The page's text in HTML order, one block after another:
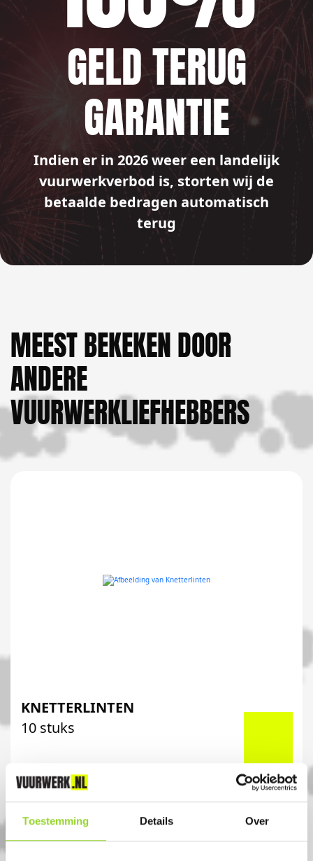
Toestemming Details Over
GELD TERUG
GARANTIE
Indien er in 2026 weer een landelijk
vuurwerkverbod is, storten wij de
betaalde bedragen automatisch
terug
MEEST BEKEKEN DOOR
ANDERE
VUURWERKLIEFHEBBERS
KNETTERLINTEN
10 stuks
Artikelnummer: 1147
€ 2,99